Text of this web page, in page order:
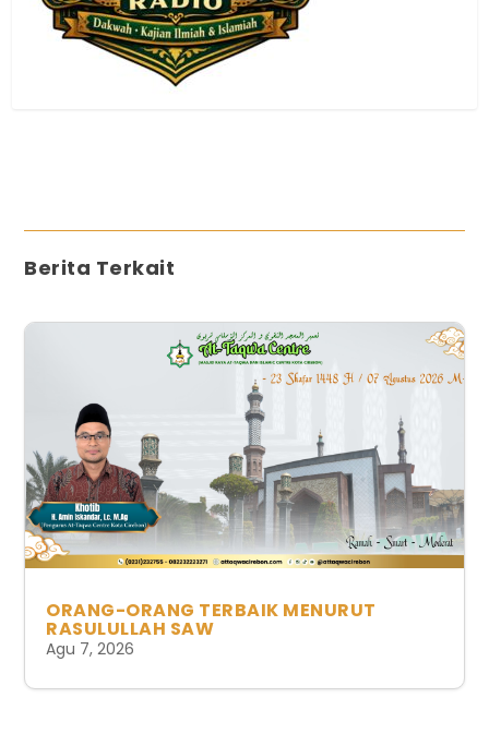
Berita Terkait
ORANG-ORANG TERBAIK MENURUT
RASULULLAH SAW
Agu 7, 2026